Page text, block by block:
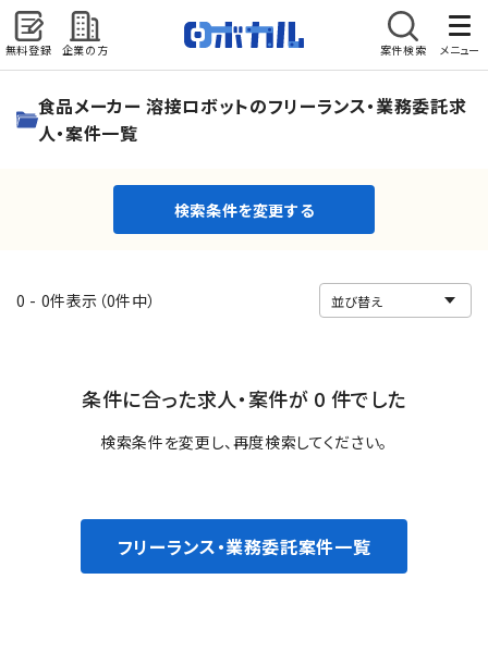
無料登録 企業の方 案件検索 メニュー
検索条件を変更する
食品メーカー 溶接ロボットのフリーランス・業務委託求
人・案件一覧
検索条件を変更する
0 - 0件表示（0件中）
条件に合った求人・案件が 0 件でした
検索条件を変更し、再度検索してください。
フリーランス・業務委託案件一覧